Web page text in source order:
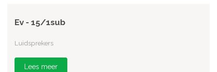
Ev - 15/1sub
Luidsprekers
Lees meer